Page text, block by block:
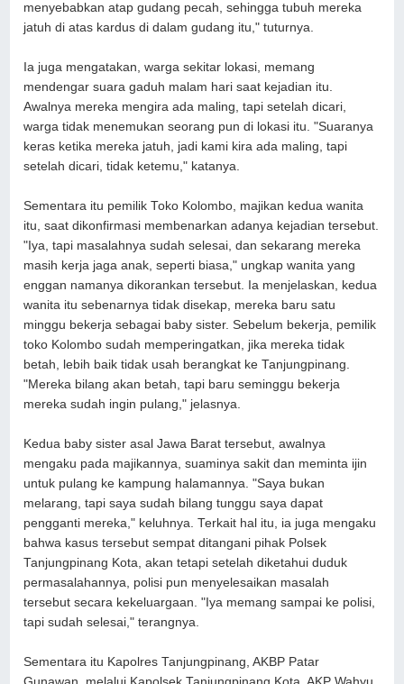
menyebabkan atap gudang pecah, sehingga tubuh mereka
jatuh di atas kardus di dalam gudang itu," tuturnya.
Ia juga mengatakan, warga sekitar lokasi, memang
mendengar suara gaduh malam hari saat kejadian itu.
Awalnya mereka mengira ada maling, tapi setelah dicari,
warga tidak menemukan seorang pun di lokasi itu. "Suaranya
keras ketika mereka jatuh, jadi kami kira ada maling, tapi
setelah dicari, tidak ketemu," katanya.
Sementara itu pemilik Toko Kolombo, majikan kedua wanita
itu, saat dikonfirmasi membenarkan adanya kejadian tersebut.
"Iya, tapi masalahnya sudah selesai, dan sekarang mereka
masih kerja jaga anak, seperti biasa," ungkap wanita yang
enggan namanya dikorankan tersebut. Ia menjelaskan, kedua
wanita itu sebenarnya tidak disekap, mereka baru satu
minggu bekerja sebagai baby sister. Sebelum bekerja, pemilik
toko Kolombo sudah memperingatkan, jika mereka tidak
betah, lebih baik tidak usah berangkat ke Tanjungpinang.
"Mereka bilang akan betah, tapi baru seminggu bekerja
mereka sudah ingin pulang," jelasnya.
Kedua baby sister asal Jawa Barat tersebut, awalnya
mengaku pada majikannya, suaminya sakit dan meminta ijin
untuk pulang ke kampung halamannya. "Saya bukan
melarang, tapi saya sudah bilang tunggu saya dapat
pengganti mereka," keluhnya. Terkait hal itu, ia juga mengaku
bahwa kasus tersebut sempat ditangani pihak Polsek
Tanjungpinang Kota, akan tetapi setelah diketahui duduk
permasalahannya, polisi pun menyelesaikan masalah
tersebut secara kekeluargaan. "Iya memang sampai ke polisi,
tapi sudah selesai," terangnya.
Sementara itu Kapolres Tanjungpinang, AKBP Patar